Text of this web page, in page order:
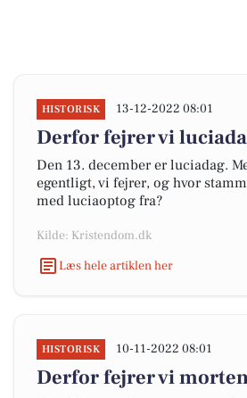
HISTORISK 13-12-2022 08:01
Derfor fejrer vi
Den 13. december er luciadag.
egentligt, vi fejrer, og hvor
med luciaoptog fra?
Kilde: Kristendom.dk
Læs hele artiklen her
HISTORISK 10-11-2022 08:01
Derfor fejrer vi